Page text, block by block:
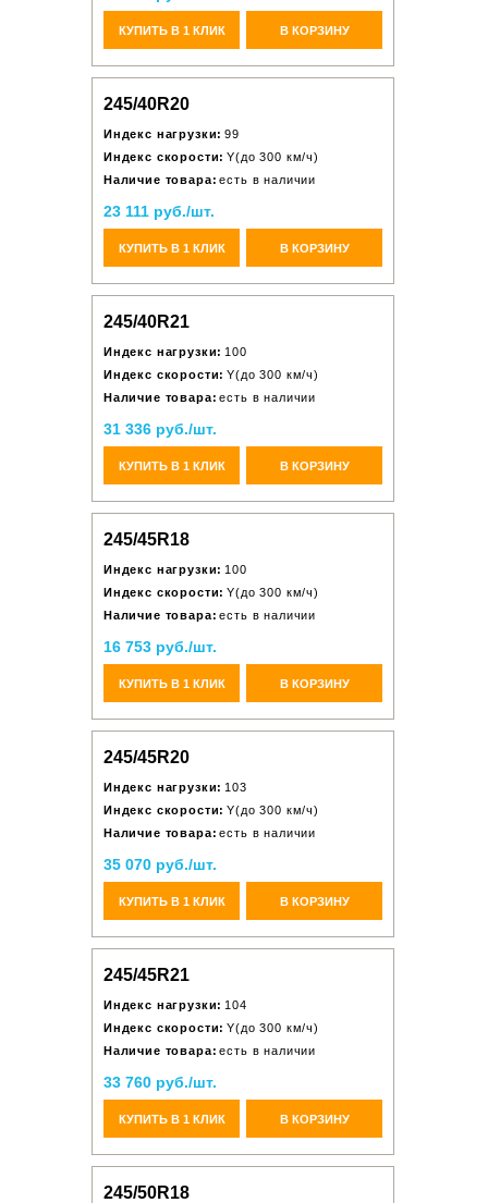
КУПИТЬ В 1 КЛИК В КОРЗИНУ
245/40R20
Индекс нагрузки: 99
Индекс скорости: Y(до 300 км/ч)
Наличие товара: есть в наличии
23 111 руб./шт.
КУПИТЬ В 1 КЛИК В КОРЗИНУ
245/40R21
Индекс нагрузки: 100
Индекс скорости: Y(до 300 км/ч)
Наличие товара: есть в наличии
31 336 руб./шт.
КУПИТЬ В 1 КЛИК В КОРЗИНУ
245/45R18
Индекс нагрузки: 100
Индекс скорости: Y(до 300 км/ч)
Наличие товара: есть в наличии
16 753 руб./шт.
КУПИТЬ В 1 КЛИК В КОРЗИНУ
245/45R20
Индекс нагрузки: 103
Индекс скорости: Y(до 300 км/ч)
Наличие товара: есть в наличии
35 070 руб./шт.
КУПИТЬ В 1 КЛИК В КОРЗИНУ
245/45R21
Индекс нагрузки: 104
Индекс скорости: Y(до 300 км/ч)
Наличие товара: есть в наличии
33 760 руб./шт.
КУПИТЬ В 1 КЛИК В КОРЗИНУ
245/50R18